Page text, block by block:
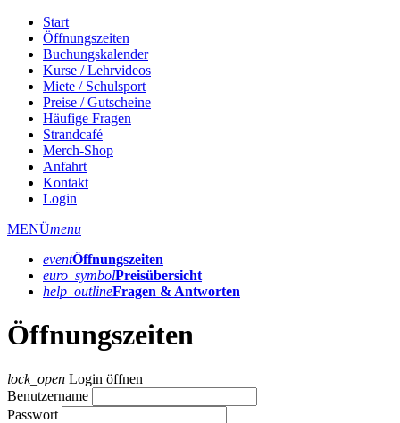
Start
Öffnungszeiten
Buchungskalender
Kurse / Lehrvideos
Miete / Schulsport
Preise / Gutscheine
Häufige Fragen
Strandcafé
Merch-Shop
Anfahrt
Kontakt
Login
MENÜmenu
eventÖffnungs­zeiten
euro_symbolPreis­übersicht
help_outlineFragen & Antworten
Öffnungszeiten
lock_open Login öffnen
Benutzername
Passwort